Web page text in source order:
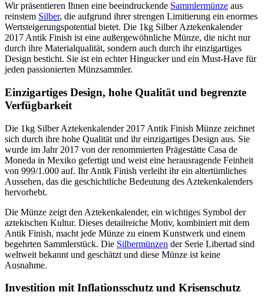
Wir präsentieren Ihnen eine beeindruckende Sammlermünze aus
reinstem Silber, die aufgrund ihrer strengen Limitierung ein enormes
Wertsteigerungspotential bietet. Die 1kg Silber Aztekenkalender
2017 Antik Finish ist eine außergewöhnliche Münze, die nicht nur
durch ihre Materialqualität, sondern auch durch ihr einzigartiges
Design besticht. Sie ist ein echter Hingucker und ein Must-Have für
jeden passionierten Münzsammler.
Einzigartiges Design, hohe Qualität und begrenzte
Verfügbarkeit
Die 1kg Silber Aztekenkalender 2017 Antik Finish Münze zeichnet
sich durch ihre hohe Qualität und ihr einzigartiges Design aus. Sie
wurde im Jahr 2017 von der renommierten Prägestätte Casa de
Moneda in Mexiko gefertigt und weist eine herausragende Feinheit
von 999/1.000 auf. Ihr Antik Finish verleiht ihr ein altertümliches
Aussehen, das die geschichtliche Bedeutung des Aztekenkalenders
hervorhebt.
Die Münze zeigt den Aztekenkalender, ein wichtiges Symbol der
aztekischen Kultur. Dieses detailreiche Motiv, kombiniert mit dem
Antik Finish, macht jede Münze zu einem Kunstwerk und einem
begehrten Sammlerstück. Die Silbermünzen der Serie Libertad sind
weltweit bekannt und geschätzt und diese Münze ist keine
Ausnahme.
Investition mit Inflationsschutz und Krisenschutz